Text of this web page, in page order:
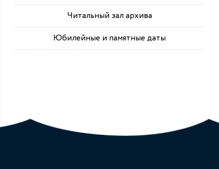
Читальный зал архива
Юбилейные и памятные даты